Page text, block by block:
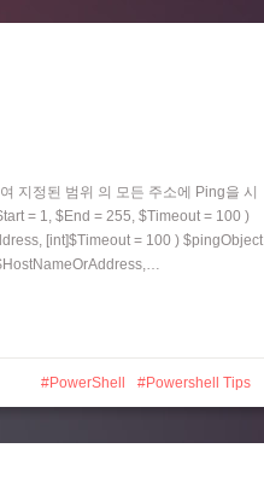
지정된 범위 의 모든 주소에 Ping을 시
= 1, $End = 255, $Timeout = 100 )
[int]$Timeout = 100 ) $pingObject
PowerShell Powershell Tips